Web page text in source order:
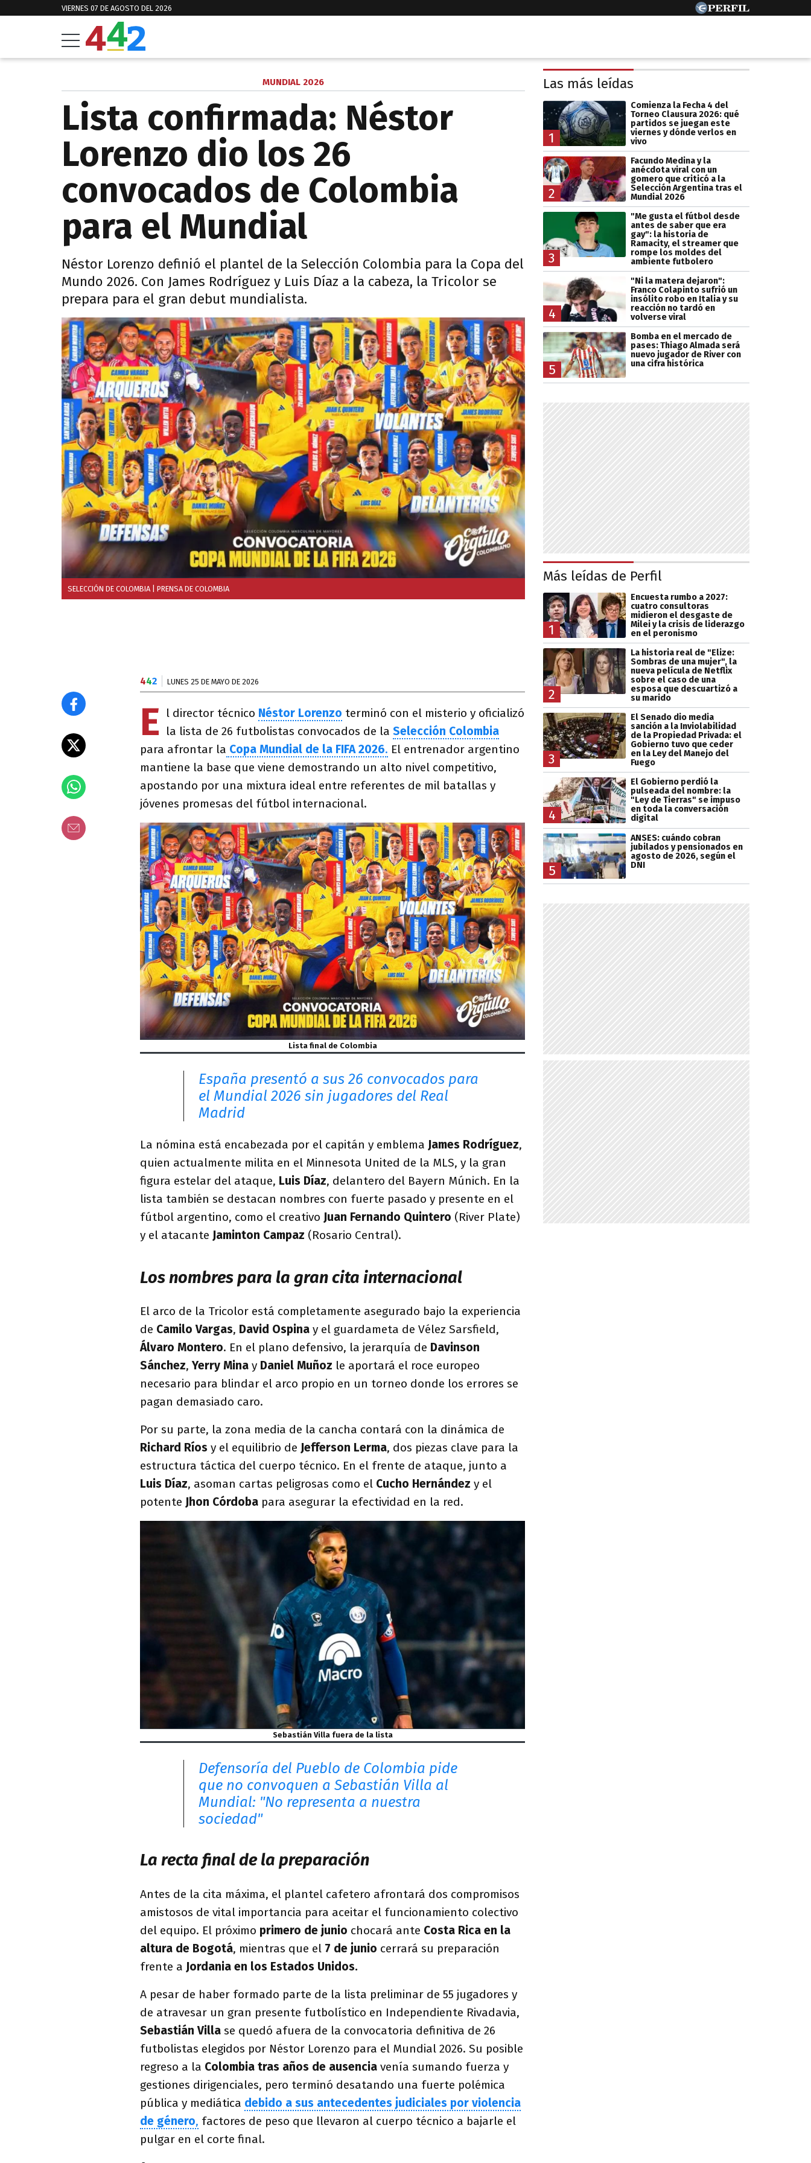
VIERNES 07 DE AGOSTO DEL 2026
MUNDIAL 2026
Lista confirmada: Néstor
Lorenzo dio los 26
convocados de Colombia
para el Mundial
Néstor Lorenzo definió el plantel de la Selección Colombia para la Copa del
Mundo 2026. Con James Rodríguez y Luis Díaz a la cabeza, la Tricolor se
prepara para el gran debut mundialista.
SELECCIÓN DE COLOMBIA | PRENSA DE COLOMBIA
442 LUNES 25 DE MAYO DE 2026
E l director técnico Néstor Lorenzo terminó con el misterio y oficializó
la lista de 26 futbolistas convocados de la Selección Colombia
para afrontar la Copa Mundial de la FIFA 2026. El entrenador argentino
mantiene la base que viene demostrando un alto nivel competitivo,
apostando por una mixtura ideal entre referentes de mil batallas y
jóvenes promesas del fútbol internacional.
Lista final de Colombia
España presentó a sus 26 convocados para
el Mundial 2026 sin jugadores del Real
Madrid
La nómina está encabezada por el capitán y emblema James Rodríguez,
quien actualmente milita en el Minnesota United de la MLS, y la gran
figura estelar del ataque, Luis Díaz, delantero del Bayern Múnich. En la
lista también se destacan nombres con fuerte pasado y presente en el
fútbol argentino, como el creativo Juan Fernando Quintero (River Plate)
y el atacante Jaminton Campaz (Rosario Central).
Los nombres para la gran cita internacional
El arco de la Tricolor está completamente asegurado bajo la experiencia
de Camilo Vargas, David Ospina y el guardameta de Vélez Sarsfield,
Álvaro Montero. En el plano defensivo, la jerarquía de Davinson
Sánchez, Yerry Mina y Daniel Muñoz le aportará el roce europeo
necesario para blindar el arco propio en un torneo donde los errores se
pagan demasiado caro.
Por su parte, la zona media de la cancha contará con la dinámica de
Richard Ríos y el equilibrio de Jefferson Lerma, dos piezas clave para la
estructura táctica del cuerpo técnico. En el frente de ataque, junto a
Luis Díaz, asoman cartas peligrosas como el Cucho Hernández y el
potente Jhon Córdoba para asegurar la efectividad en la red.
Sebastián Villa fuera de la lista
Defensoría del Pueblo de Colombia pide
que no convoquen a Sebastián Villa al
Mundial: "No representa a nuestra
sociedad"
La recta final de la preparación
Antes de la cita máxima, el plantel cafetero afrontará dos compromisos
amistosos de vital importancia para aceitar el funcionamiento colectivo
del equipo. El próximo primero de junio chocará ante Costa Rica en la
altura de Bogotá, mientras que el 7 de junio cerrará su preparación
frente a Jordania en los Estados Unidos.
A pesar de haber formado parte de la lista preliminar de 55 jugadores y
de atravesar un gran presente futbolístico en Independiente Rivadavia,
Sebastián Villa se quedó afuera de la convocatoria definitiva de 26
futbolistas elegidos por Néstor Lorenzo para el Mundial 2026. Su posible
regreso a la Colombia tras años de ausencia venía sumando fuerza y
gestiones dirigenciales, pero terminó desatando una fuerte polémica
pública y mediática debido a sus antecedentes judiciales por violencia
de género, factores de peso que llevaron al cuerpo técnico a bajarle el
pulgar en el corte final.
Las más leídas
1
Comienza la Fecha 4 del
Torneo Clausura 2026: qué
partidos se juegan este
viernes y dónde verlos en
vivo
2
Facundo Medina y la
anécdota viral con un
gomero que criticó a la
Selección Argentina tras el
Mundial 2026
3
"Me gusta el fútbol desde
antes de saber que era
gay": la historia de
Ramacity, el streamer que
rompe los moldes del
ambiente futbolero
4
"Ni la matera dejaron":
Franco Colapinto sufrió un
insólito robo en Italia y su
reacción no tardó en
volverse viral
5
Bomba en el mercado de
pases: Thiago Almada será
nuevo jugador de River con
una cifra histórica
Más leídas de Perfil
1
Encuesta rumbo a 2027:
cuatro consultoras
midieron el desgaste de
Milei y la crisis de liderazgo
en el peronismo
2
La historia real de "Elize:
Sombras de una mujer", la
nueva película de Netflix
sobre el caso de una
esposa que descuartizó a
su marido
3
El Senado dio media
sanción a la Inviolabilidad
de la Propiedad Privada: el
Gobierno tuvo que ceder
en la Ley del Manejo del
Fuego
4
El Gobierno perdió la
pulseada del nombre: la
"Ley de Tierras" se impuso
en toda la conversación
digital
5
ANSES: cuándo cobran
jubilados y pensionados en
agosto de 2026, según el
DNI